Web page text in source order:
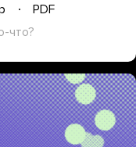
PDF
что?